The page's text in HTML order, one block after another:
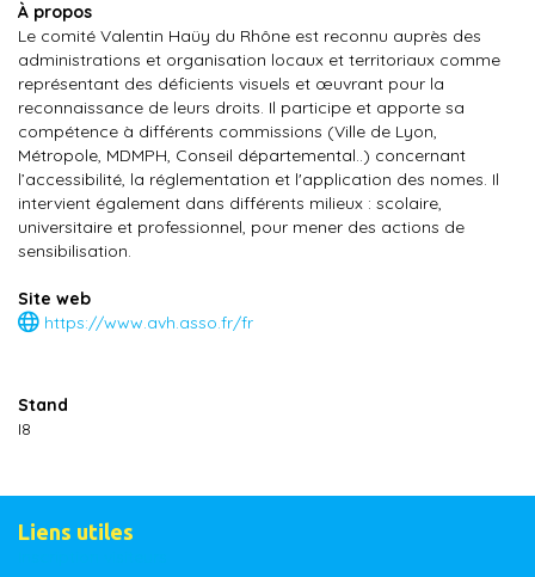
À propos
Le comité Valentin Haüy du Rhône est reconnu auprès des
administrations et organisation locaux et territoriaux comme
représentant des déficients visuels et œuvrant pour la
reconnaissance de leurs droits. Il participe et apporte sa
compétence à différents commissions (Ville de Lyon,
Métropole, MDMPH, Conseil départemental..) concernant
l’accessibilité, la réglementation et l'application des nomes. Il
intervient également dans différents milieux : scolaire,
universitaire et professionnel, pour mener des actions de
sensibilisation.
Site web
https://www.avh.asso.fr/fr
Stand
I8
Liens utiles